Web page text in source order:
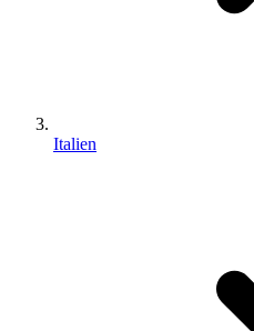
Italien